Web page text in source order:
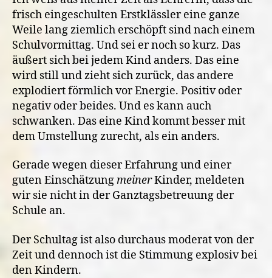
frisch eingeschulten Erstklässler eine ganze
Weile lang ziemlich erschöpft sind nach einem
Schulvormittag. Und sei er noch so kurz. Das
äußert sich bei jedem Kind anders. Das eine
wird still und zieht sich zurück, das andere
explodiert förmlich vor Energie. Positiv oder
negativ oder beides. Und es kann auch
schwanken. Das eine Kind kommt besser mit
dem Umstellung zurecht, als ein anders.
Gerade wegen dieser Erfahrung und einer
guten EinschätzungmeinerKinder, meldeten
wir sie nicht in der Ganztagsbetreuung der
Schule an.
Der Schultag ist also durchaus moderat von der
Zeit und dennoch ist die Stimmung explosiv bei
den Kindern.